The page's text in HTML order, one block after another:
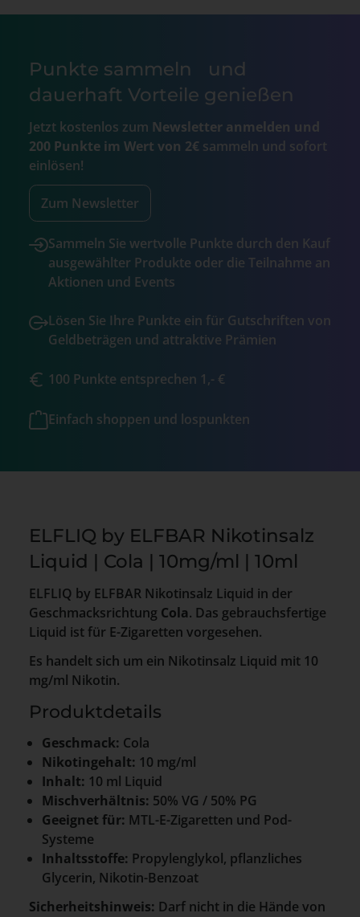
Punkte sammeln und
dauerhaft Vorteile genießen
Jetzt kostenlos zum Newsletter anmelden und
200 Punkte im Wert von 2€ sammeln und sofort
einlösen!
Zum Newsletter
Sammeln Sie wertvolle Punkte durch den Kauf
ausgewählter Produkte oder die Teilnahme an
Aktionen und Events
Lösen Sie Ihre Punkte ein für Gutschriften von
Geldbeträgen und attraktive Prämien
100 Punkte entsprechen 1,- €
Einfach shoppen und lospunkten
ELFLIQ by ELFBAR Nikotinsalz
Liquid | Cola | 10mg/ml | 10ml
ELFLIQ by ELFBAR Nikotinsalz Liquid in der
Geschmacksrichtung Cola. Das gebrauchsfertige
Liquid ist für E-Zigaretten vorgesehen.
Es handelt sich um ein Nikotinsalz Liquid mit 10
mg/ml Nikotin.
Produktdetails
Geschmack: Cola
Nikotingehalt: 10 mg/ml
Inhalt: 10 ml Liquid
Mischverhältnis: 50% VG / 50% PG
Geeignet für: MTL-E-Zigaretten und Pod-
Systeme
Inhaltsstoffe: Propylenglykol, pflanzliches
Glycerin, Nikotin-Benzoat
Sicherheitshinweis: Darf nicht in die Hände von